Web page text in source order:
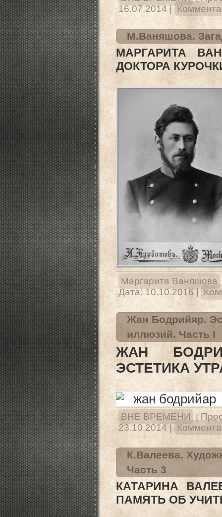
16.07.2014 |
М.Ваняшова.
МАРГАРИТА
ДОКТОРА
Маргарита Ваняшова
Дата: 10.10.2016 |
Жан Бодрийяр.
иллюзий. Часть I
ЖАН
ЭСТЕТИКА
ВНЕ ВРЕМЕНИ |
23.10.2014 |
К.Валеева.
Часть 3
КАТАРИНА
ПАМЯТЬ ОБ